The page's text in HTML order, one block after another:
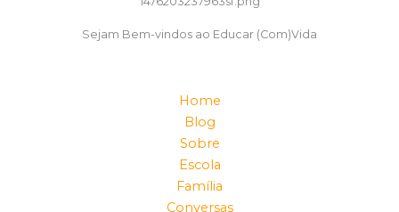
Sejam Bem-vindos ao Educar (Com)Vida
Home
Blog
Sobre
Escola
Família
Conversas